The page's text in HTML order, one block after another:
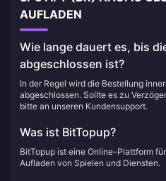
AUFLADEN
Wie lange dauert es, bis
abgeschlossen ist?
In der Regel wird die Bestellung
abgeschlossen. Sollte es zu
bitte an unseren Kundensupport.
Was ist BitTopup?
BitTopup ist eine Online-Plattform
Aufladen von Spielen und Diensten.